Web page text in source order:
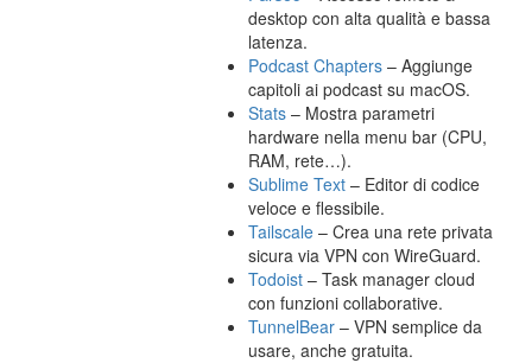
desktop con alta qualità e bassa
latenza.
Podcast Chapters – Aggiunge
capitoli ai podcast su macOS.
Stats – Mostra parametri
hardware nella menu bar (CPU,
RAM, rete…).
Sublime Text – Editor di codice
veloce e flessibile.
Tailscale – Crea una rete privata
sicura via VPN con WireGuard.
Todoist – Task manager cloud
con funzioni collaborative.
TunnelBear – VPN semplice da
usare, anche gratuita.